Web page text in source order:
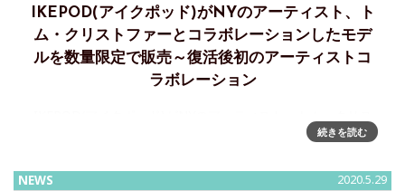
IKEPOD(アイクポッド)がNYのアーティスト、ト
ム・クリストファーとコラボレーションしたモデ
ルを数量限定で販売～復活後初のアーティストコ
ラボレーション
トファーとコラボレーションしたモデルを数量限定で販売～
フ・クーンズ）やKAWS（カウズ）。 IKEPODは、気鋭の
続きを読む
NEWS 2020.5.29